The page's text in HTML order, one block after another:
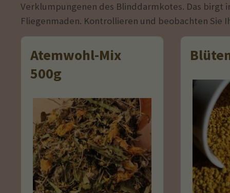
Verklumpungenen des Blinddarmkotes. Das birgt
Fliegenmaden. Kontrollieren und beobachten Sie
Atemwohl-Mix
500g